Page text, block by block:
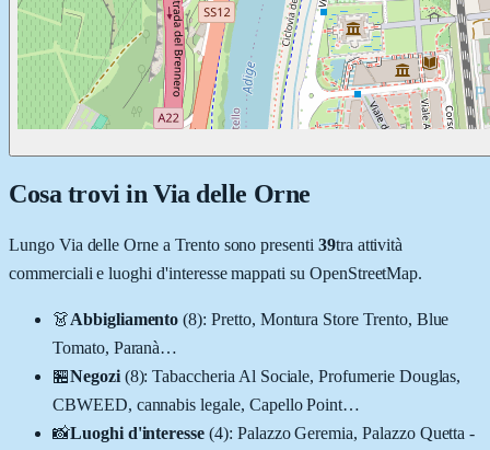
Cosa trovi in Via delle Orne
Lungo Via delle Orne a Trentosono presenti 39tra attività
commerciali e luoghi d'interesse mappati su OpenStreetMap.
👗Abbigliamento (8):Pretto, Montura Store Trento, Blue
Tomato, Paranà…
🏪Negozi (8):Tabaccheria Al Sociale, Profumerie Douglas,
CBWEED, cannabis legale, Capello Point…
📸Luoghi d'interesse (4): Palazzo Geremia, Palazzo Quetta -